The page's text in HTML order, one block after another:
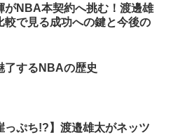
がNBA本契約へ挑む！渡邊雄
較で見る成功への鍵と今後の
了するNBAの歴史
っぷち!?】渡邉雄太がネッツ